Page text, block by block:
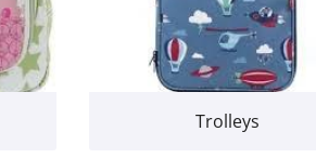
Trolleys